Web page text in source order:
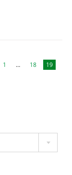
1 … 18 19